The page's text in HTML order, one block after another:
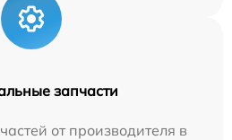
запчасти
от производителя в